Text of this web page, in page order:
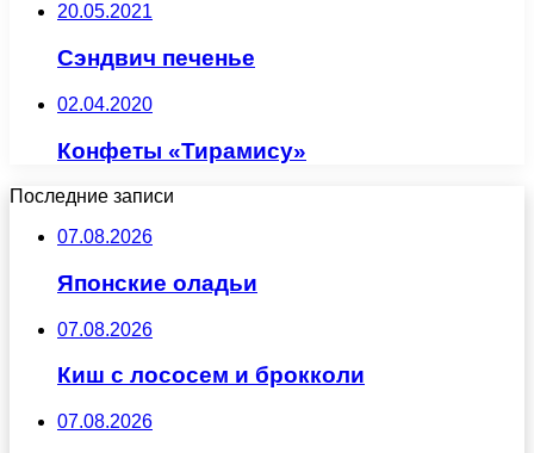
20.05.2021
Сэндвич печенье
02.04.2020
Конфеты «Тирамису»
Последние записи
07.08.2026
Японские оладьи
07.08.2026
Киш с лососем и брокколи
07.08.2026